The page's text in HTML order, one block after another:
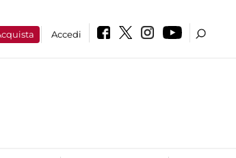
Accedi